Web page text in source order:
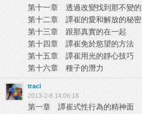
第十一章 透過改變找到那不變的
第十二章 譚崔的愛和解放的秘密
第十三章 跟那真實的在一起
第十四章 譚崔免於慾望的方法
第十五章 譚崔用光的靜心技巧
第十六章 種子的潛力
traci
2013-2-8 14:06:18
第一章 譚崔式性行為的精神面